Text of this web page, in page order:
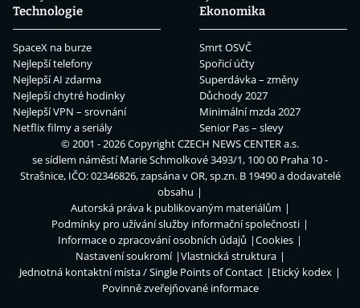
Technologie
SpaceX na burze
Nejlepší telefony
Nejlepší AI zdarma
Nejlepší chytré hodinky
Nejlepší VPN – srovnání
Netflix filmy a seriály
Ekonomika
Smrt OSVČ
Spořicí účty
Superdávka – změny
Důchody 2027
Minimální mzda 2027
Senior Pas – slevy
© 2001 - 2026 CopyrightCZECH NEWS CENTER a.s.
se sídlem náměstí Marie Schmolkové 3493/1, 100 00 Praha 10 -
Strašnice, IČO: 02346826, zapsána v OR, sp.zn. B 19490 a dodavatelé
obsahu
Autorská práva k publikovaným materiálům
Podmínky pro užívání služby informační společnosti
Informace o zpracování osobních údajů
Cookies
Nastavení soukromí
Vlastnická struktura
Jednotná kontaktní místa / Single Points of Contact
Etický kodex
Povinně zveřejňované informace